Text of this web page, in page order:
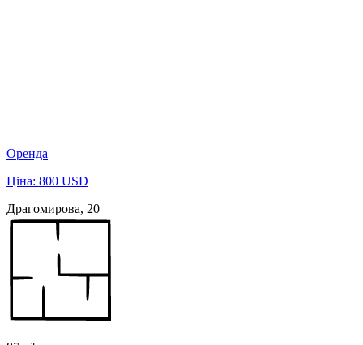
Оренда
Ціна: 800 USD
Драгомирова, 20